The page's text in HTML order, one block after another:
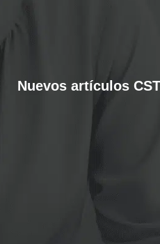
Nuevos artículos